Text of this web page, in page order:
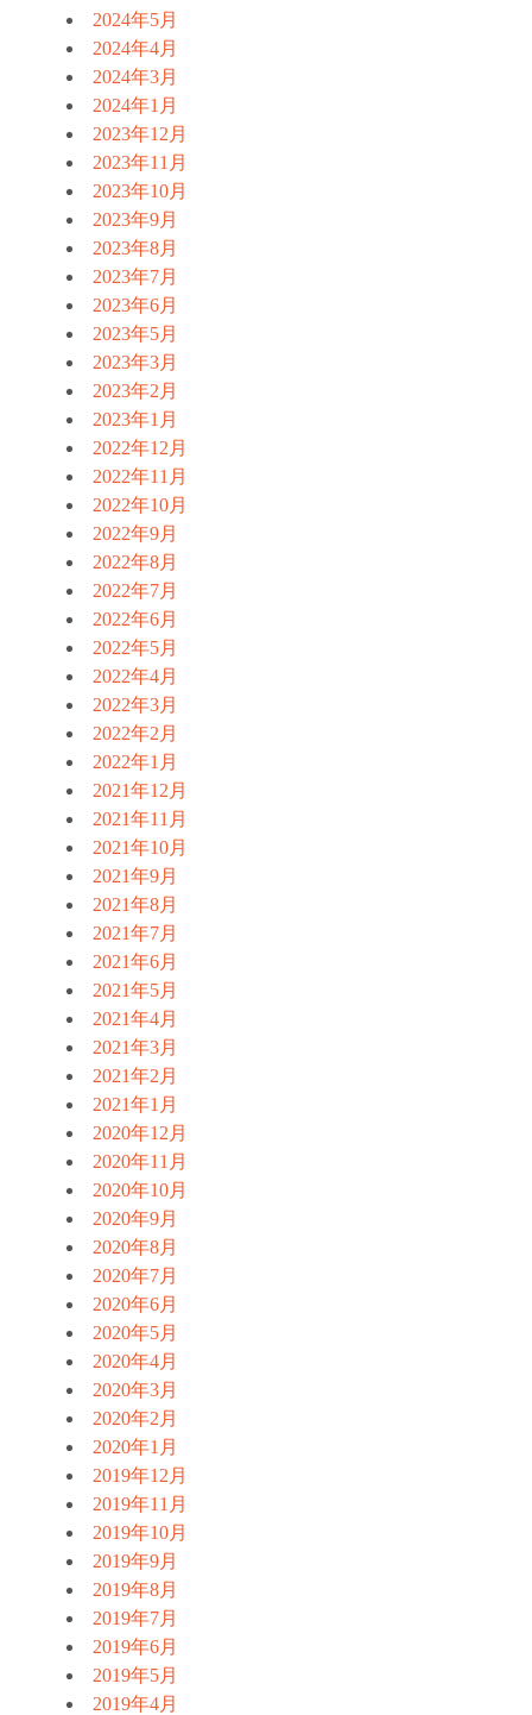
2024年5月
2024年4月
2024年3月
2024年1月
2023年12月
2023年11月
2023年10月
2023年9月
2023年8月
2023年7月
2023年6月
2023年5月
2023年3月
2023年2月
2023年1月
2022年12月
2022年11月
2022年10月
2022年9月
2022年8月
2022年7月
2022年6月
2022年5月
2022年4月
2022年3月
2022年2月
2022年1月
2021年12月
2021年11月
2021年10月
2021年9月
2021年8月
2021年7月
2021年6月
2021年5月
2021年4月
2021年3月
2021年2月
2021年1月
2020年12月
2020年11月
2020年10月
2020年9月
2020年8月
2020年7月
2020年6月
2020年5月
2020年4月
2020年3月
2020年2月
2020年1月
2019年12月
2019年11月
2019年10月
2019年9月
2019年8月
2019年7月
2019年6月
2019年5月
2019年4月